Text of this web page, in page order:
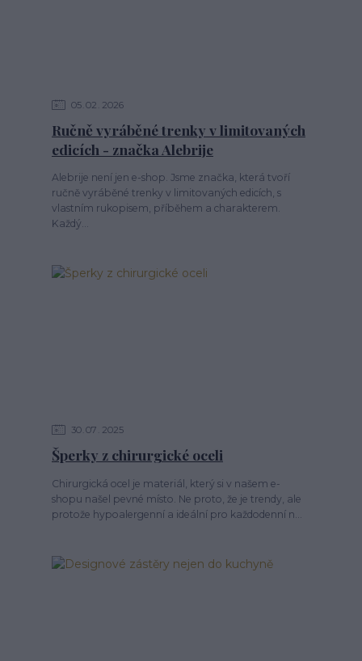
05 02 2026
Ručně vyráběné trenky v limitovaných
edicích - značka Alebrije
Alebrije není jen e-shop. Jsme značka, která tvoří
ručně vyráběné trenky v limitovaných edicích, s
vlastním rukopisem, příběhem a charakterem.
Každý...
30 07 2025
Šperky z chirurgické oceli
Chirurgická ocel je materiál, který si v našem e-
shopu našel pevné místo. Ne proto, že je trendy, ale
protože hypoalergenní a ideální pro každodenní n...